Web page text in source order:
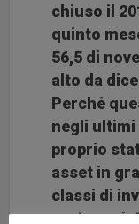
chiuso il
quinto
56,5 di
alto da
Perché
negli ultimi
proprio
asset in
classi di